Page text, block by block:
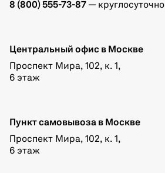
8 (800) 555-73-87 — круглосуточно
Центральный офис в Москве
Проспект Мира, 102, к. 1,
6 этаж
Пункт самовывоза в Москве
Проспект Мира, 102, к. 1,
6 этаж